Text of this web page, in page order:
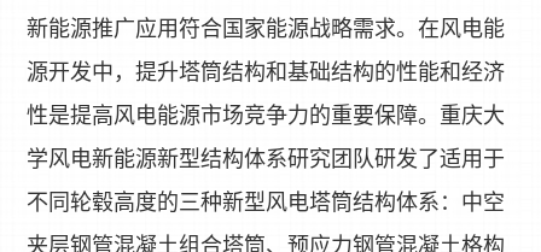
新能源推广应用符合国家能源战略需求。在风电能
源开发中，提升塔筒结构和基础结构的性能和经济
性是提高风电能源市场竞争力的重要保障。重庆大
学风电新能源新型结构体系研究团队研发了适用于
不同轮毂高度的三种新型风电塔筒结构体系：中空
夹层钢管混凝土组合塔筒、预应力钢管混凝土格构